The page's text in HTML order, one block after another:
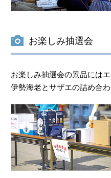
お楽しみ抽選会
お楽しみ抽選会の景品には
伊勢海老とサザエの詰め合わ